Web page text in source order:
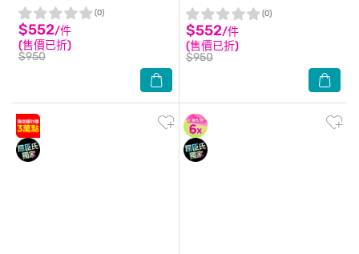
$552/件
(售價已折)
$950
(0)
$552/件
(售價已折)
$950
(0)